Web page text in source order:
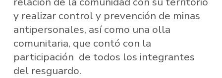
y realizar control y prevención de minas
antipersonales, así como una olla
comunitaria, que contó con la
participación de todos los integrantes
del resguardo.